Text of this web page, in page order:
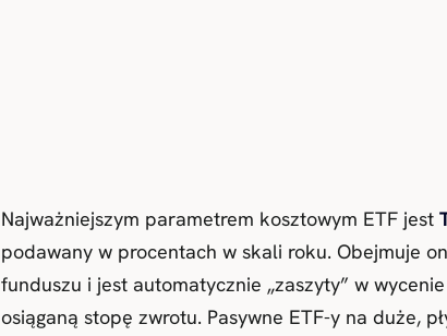
Najważniejszym parametrem kosztowym ETF jest
podawany w procentach w skali roku. Obejmuje
funduszu i jest automatycznie „zaszyty” w
osiąganą stopę zwrotu. Pasywne ETF-y na duże,